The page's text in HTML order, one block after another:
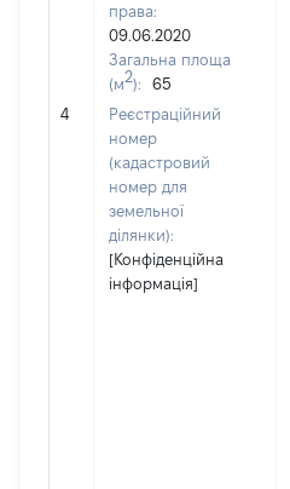
4
права:
09.06.2020
Загальна площа
(м2):
65
Реєстраційний
номер
(кадастровий
номер для
земельної
ділянки):
[Конфіденційна
інформація]